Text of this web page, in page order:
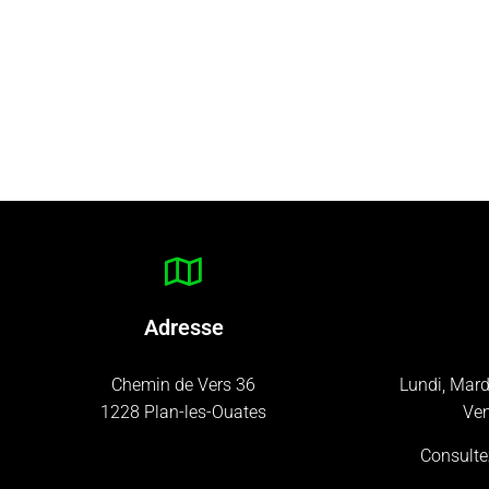
Adresse
Chemin de Vers 36
1228 Plan-les-Ouates
Lundi,